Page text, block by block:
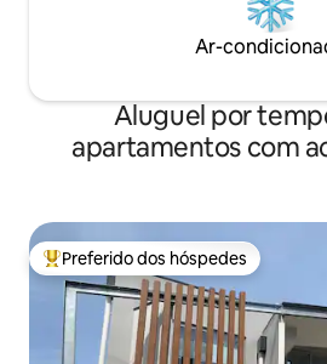
Ar-
Aluguel por
apartamentos com
Entre os melhores preferidos dos
Preferido dos hóspedes